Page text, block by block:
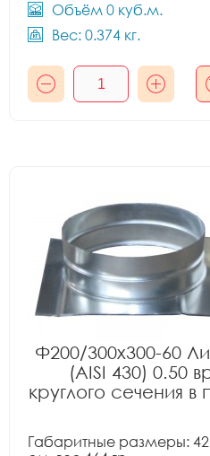
Объём 0 куб.м.
Вес: 0.374 кг.
Ф200/300x300-60
(AISI 430) 0.50
круглого сечения в
Габаритные размеры: 42